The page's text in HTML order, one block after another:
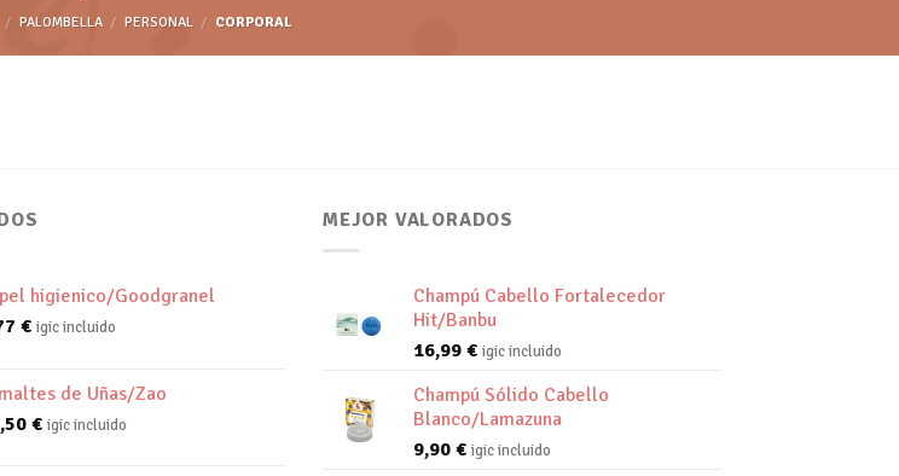
/ PALOMBELLA / PERSONAL / CORPORAL
higienico/Goodgranel
€ igic incluido
de Uñas/Zao
€ igic incluido
MEJOR VALORADOS
Champú Cabello Fortalecedor
Hit/Banbu
16,99 € igic incluido
Champú Sólido Cabello
Blanco/Lamazuna
9,90 € igic incluido